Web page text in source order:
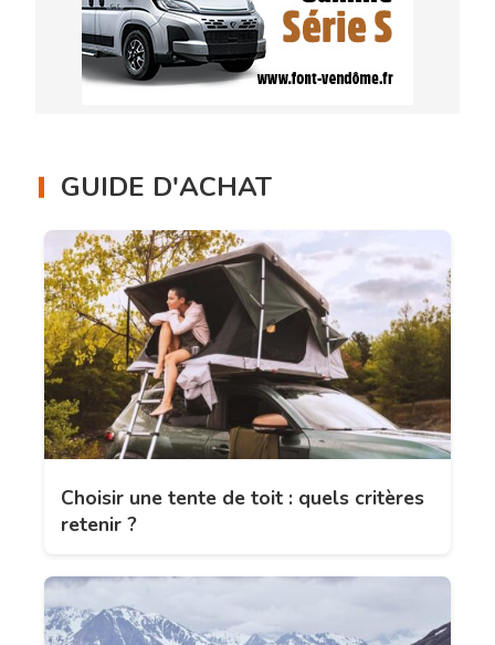
GUIDE D'ACHAT
Choisir une tente de toit : quels critères
retenir ?